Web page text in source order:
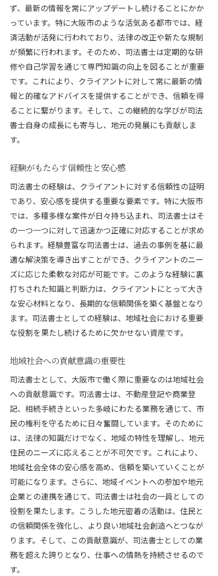
ず、最新の情報を常にアップデートし続けることにかか
っています。特に大阪市のような活気ある都市では、経
済活動が活発に行われており、法律の改正や新たな規制
が頻繁に行われます。そのため、司法書士は定期的な研
修や自己学習を通じて専門知識の向上を図ることが重要
です。これにより、クライアントに対して常に最新の情
報と的確なアドバイスを提供することができ、信頼を得
ることに繋がります。そして、この継続的な学びが司法
書士自身の成長にも寄与し、地元の発展にも貢献しま
す。
経験がもたらす信頼性と安心感
司法書士の経験は、クライアントに対する信頼性の証明
であり、安心感を提供する重要な要素です。特に大阪市
では、多種多様な案件が日々持ち込まれ、司法書士はそ
の一つ一つに対して迅速かつ正確に対応することが求め
られます。経験豊富な司法書士は、過去の事例を基に最
適な解決策を導き出すことができ、クライアントのニー
ズに応じた柔軟な対応が可能です。このような経験に裏
打ちされた知識と判断力は、クライアントにとって大き
な安心材料となり、長期的な信頼関係を築く基盤となり
ます。司法書士としての経験は、地域社会における重要
な役割を果たし続けるために欠かせない資産です。
地域社会への貢献意識の重要性
司法書士として、大阪市で働く際に重要なのは地域社会
への貢献意識です。司法書士は、不動産登記や商業登
記、相続手続きといった多岐にわたる業務を通じて、市
民の権利を守るために日々奮闘しています。そのために
は、法律の知識だけでなく、地域の特性を理解し、地元
住民のニーズに応えることが不可欠です。これにより、
地域社会全体の安心感を高め、信頼を築いていくことが
可能になります。さらに、地域イベントへの参加や地元
企業との連携を通じて、司法書士は社会の一員としての
役割を果たします。こうした地元密着の活動は、住民と
の信頼関係を強化し、より良い地域社会創造へとつなが
ります。そして、この貢献意識が、司法書士としての業
務を超えた誇りとなり、仕事への情熱を持続させるので
す。